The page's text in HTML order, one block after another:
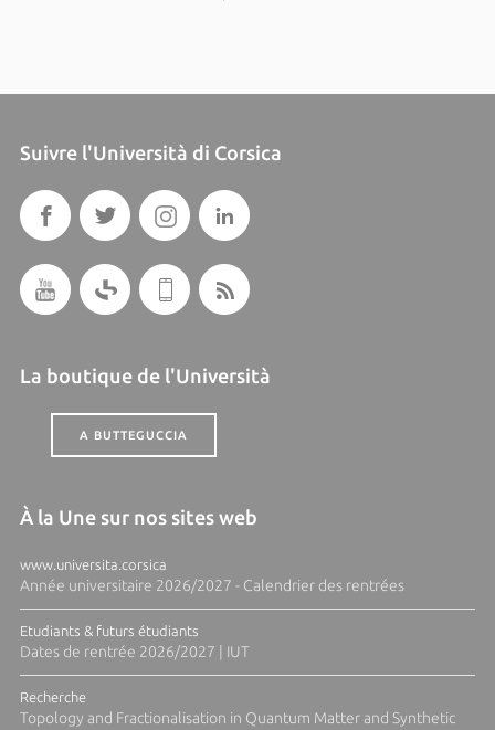
Suivre l'Università di Corsica
La boutique de l'Università
A BUTTEGUCCIA
À la Une sur nos sites web
www.universita.corsica
Année universitaire 2026/2027 - Calendrier des rentrées
Etudiants & futurs étudiants
Dates de rentrée 2026/2027 | IUT
Recherche
Topology and Fractionalisation in Quantum Matter and Synthetic